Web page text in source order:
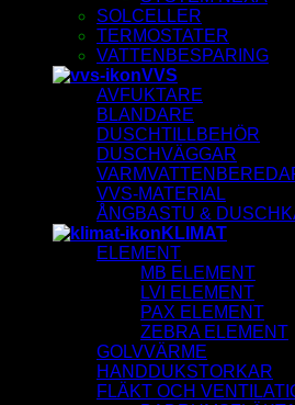
SOLCELLER
TERMOSTATER
VATTENBESPARING
VVS
AVFUKTARE
BLANDARE
DUSCHTILLBEHÖR
DUSCHVÄGGAR
VVS-MATERIAL
ÅNGBASTU &
KLIMAT
ELEMENT
MB ELEMENT
LVI ELEMENT
PAX ELEMENT
ZEBRA ELEMENT
GOLVVÄRME
HANDDUKSTORKAR
FLÄKT OCH